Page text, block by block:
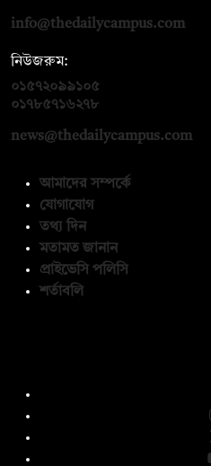
info@thedailycampus.com
নিউজরুম:
০১৫৭২০৯৯১০৫
০১৭৮৫৭১৬২৭৮
news@thedailycampus.com
আমাদের সম্পর্কে
যোগাযোগ
তথ্য দিন
মতামত জানান
প্রাইভেসি পলিসি
শর্তাবলি